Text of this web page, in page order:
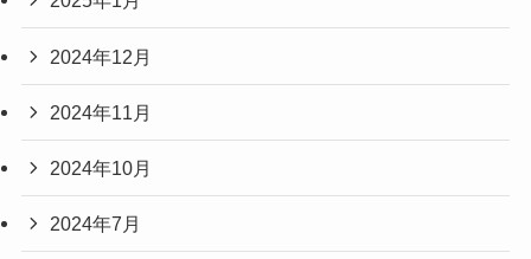
2024年12月
2024年11月
2024年10月
2024年7月